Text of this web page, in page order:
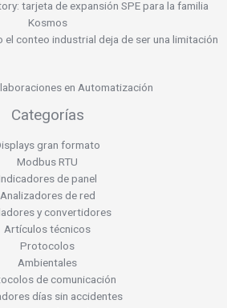
tarjeta de expansión SPE para la familia
Kosmos
conteo industrial deja de ser una limitación
en Automatización
Categorías
gran formato
Modbus RTU
de panel
Analizadores de red
y convertidores
Artículos técnicos
Protocolos
Ambientales
de comunicación
días sin accidentes